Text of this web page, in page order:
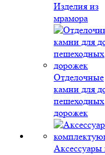
Изделия из
мрамора
Отделочные
камни для
пешеходных
дорожек
Аксессуары